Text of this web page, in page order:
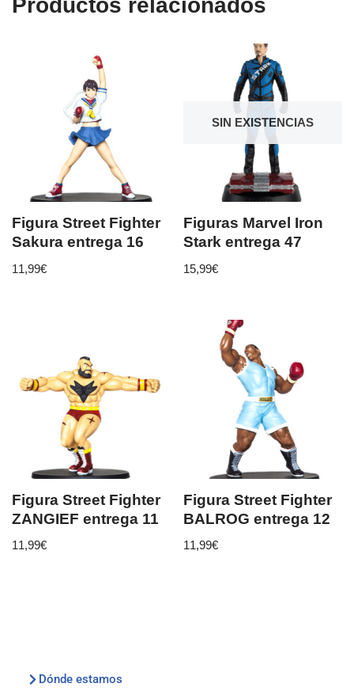
Productos relacionados
Figura Street Fighter
Sakura entrega 16
11,99€
SIN EXISTENCIAS
Figuras Marvel Iron
Stark entrega 47
15,99€
Figura Street Fighter
ZANGIEF entrega 11
11,99€
Figura Street Fighter
BALROG entrega 12
11,99€
Dónde estamos